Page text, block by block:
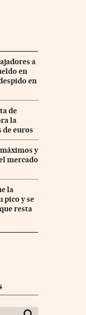
a
en
en
de
la
de euros
y
mercado
la
pico y se
resta